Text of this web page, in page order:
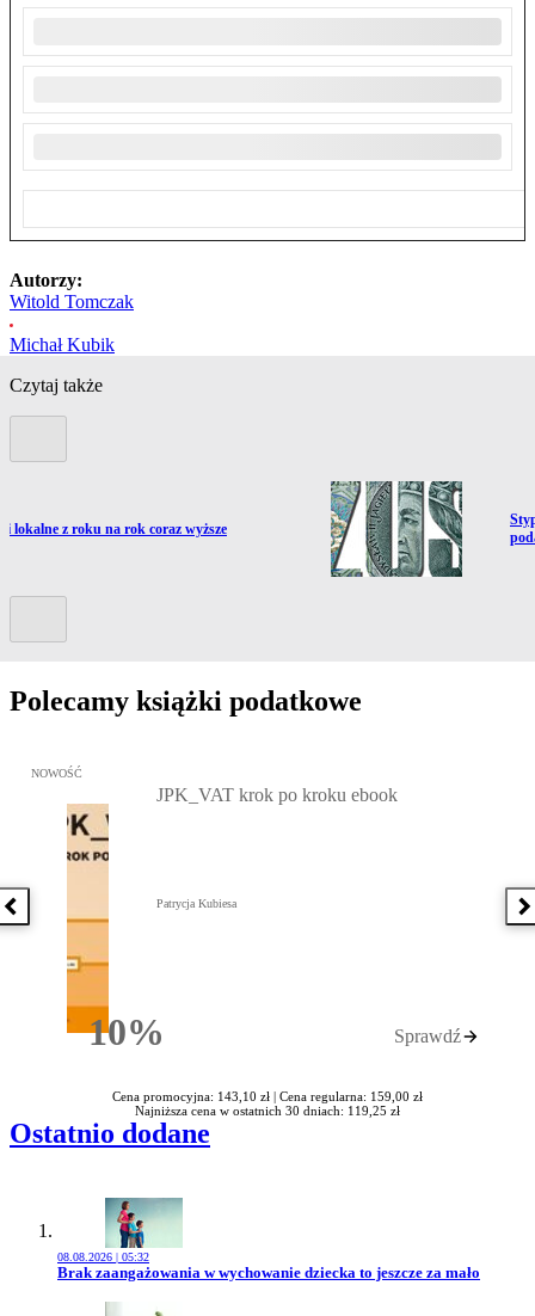
Autorzy:
Witold Tomczak
Michał Kubik
Czytaj także
do artykułu:
lokalne z roku na rok coraz wyższe
Polecamy książki podatkowe
Poprzednia książka
Przejdź do: JPK_VAT krok po kroku ebook, Patrycja Kubiesa -
NOWOŚĆ
10%Rabatu
JPK_VAT krok po kroku ebook
Patrycja Kubiesa
Sprawdź
Cena promocyjna: 143,10 zł | Cena regularna: 159,00 zł
Najniższa cena w ostatnich 30 dniach: 119,25 zł
Ostatnio dodane
08.08.2026 | 05:32
Przejdź do artykułu:
Brak zaangażowania w wychowanie dziecka to jeszcze za mało